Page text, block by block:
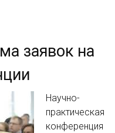
заявок на
Научно-
практическая
конференция